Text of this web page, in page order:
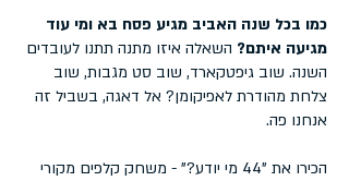
כמו בכל שנה האביב מגיע פסח בא ומי עוד
מגיעה איתם? השאלה איזו מתנה תתנו לעובדים
השנה. שוב גיפטקארד, שוב סט מגבות, שוב
צלחת מהודרת לאפיקומן? אל דאגה, בשביל זה
אנחנו פה.
הכירו את "44 מי יודע?" - משחק קלפים מקורי